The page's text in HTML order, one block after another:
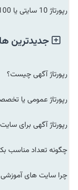
رپورتاژ 10 سایتی یا 100 سایتی؟
جدیدترین ها
رپورتاژ آگهی چیست؟
رپورتاژ عمومی یا
رپورتاژ آگهی برای
چگونه تعداد مناسب
چرا سایت های